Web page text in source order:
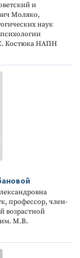
и
Моляко,
наук
Костюка НАПН
профессор, член-
возрастной
им. М.В.